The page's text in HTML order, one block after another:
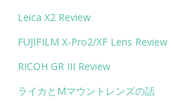
Leica X2 Review
FUJIFILM X-Pro2/XF Lens Review
RICOH GR III Review
ライカとMマウントレンズの話